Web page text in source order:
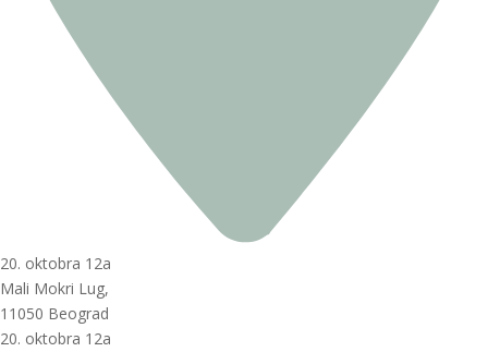
20. oktobra 12a
Mali Mokri Lug,
11050 Beograd
20. oktobra 12a